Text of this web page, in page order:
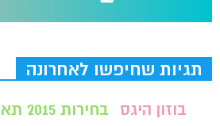
תגיות שחיפשו לאחרונה
בוזון היגס בחירות 2015 תאריך